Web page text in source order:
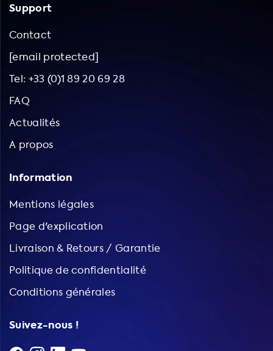
Support
Contact
[email protected]
Tel: +33 (0)1 89 20 69 28
FAQ
Actualités
A propos
Information
Mentions légales
Page d'explication
Livraison & Retours / Garantie
Politique de confidentialité
Conditions générales
Suivez-nous !